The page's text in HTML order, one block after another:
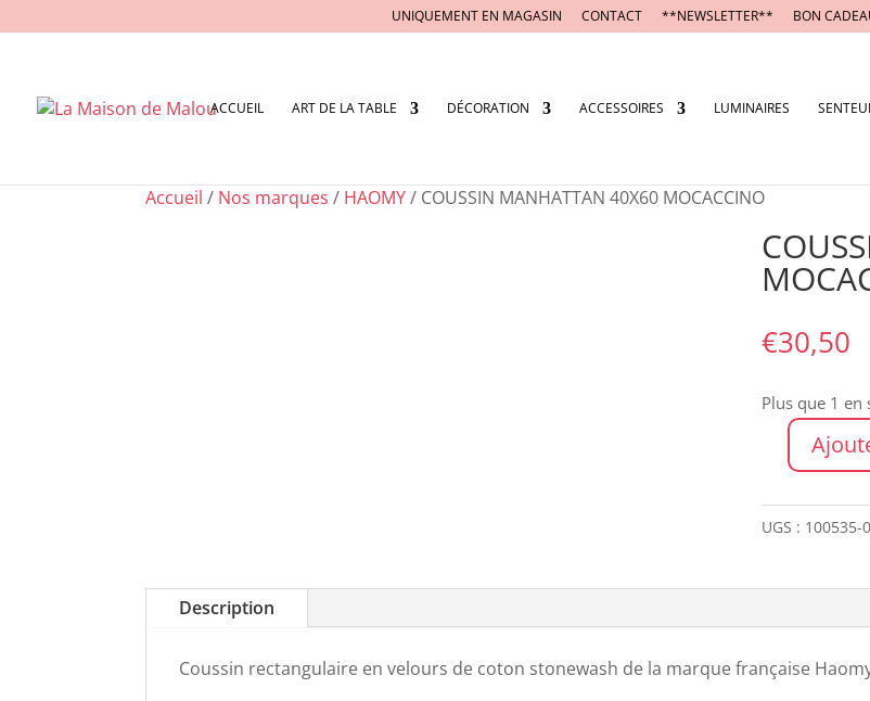
UNIQUEMENT EN MAGASIN CONTACT **NEWSLETTER** BON
ACCUEIL ART DE LA TABLE DÉCORATION ACCESSOIRES LUMINAIRES
Accueil / Nos marques / HAOMY/ COUSSIN MANHATTAN 40X60 MOCACCINO
€30,50
Plus que 1 en
quantité
COUSSIN
UGS : 100535-
Description
Coussin rectangulaire en velours de coton stonewash de la marque française